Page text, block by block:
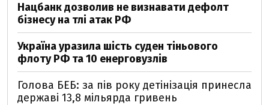
Нацбанк дозволив не визнавати дефолт
бізнесу на тлі атак РФ
Україна уразила шість суден тіньового
флоту РФ та 10 енерговузлів
Голова БЕБ: за пів року детінізація принесла
державі 13,8 мільярда гривень